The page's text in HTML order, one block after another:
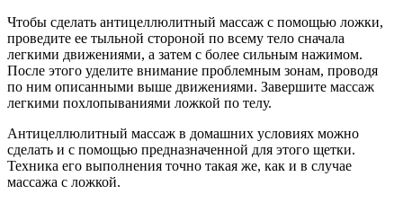
Чтобы сделать антицеллюлитный массаж с помощью ложки,
проведите ее тыльной стороной по всему тело сначала
легкими движениями, а затем с более сильным нажимом.
После этого уделите внимание проблемным зонам, проводя
по ним описанными выше движениями. Завершите массаж
легкими похлопываниями ложкой по телу.
Антицеллюлитный массаж в домашних условиях можно
сделать и с помощью предназначенной для этого щетки.
Техника его выполнения точно такая же, как и в случае
массажа с ложкой.